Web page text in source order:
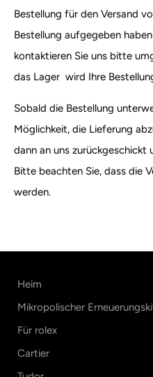
Bestellung für den Versand
Bestellung aufgegeben
kontaktieren Sie uns bitte
das Lager wird Ihre
Sobald die Bestellung
Möglichkeit, die Lieferung
dann an uns
Bitte beachten Sie, dass die
werden.
Heim
Mikropolischer
Für rolex
Cartier